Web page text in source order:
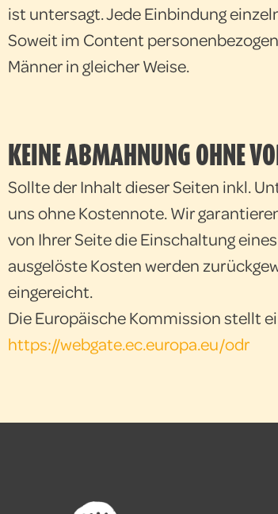
ist untersagt. Jede Einbindung
Soweit im Content
Männer in gleicher Weise.
KEINE ABMAHNUNG OHNE
Sollte der Inhalt dieser Seiten inkl.
uns ohne Kostennote. Wir
von Ihrer Seite die Einschaltung
ausgelöste Kosten werden
eingereicht.
Die Europäische Kommission stellt
https://webgate.ec.europa.eu/odr